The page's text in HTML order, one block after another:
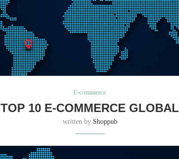
E-commerce
TOP 10 E-COMMERCE GLOBAL
written by Shoppub